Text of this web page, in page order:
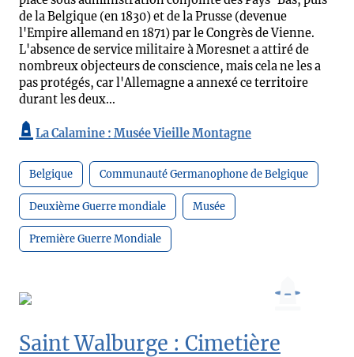
de la Belgique (en 1830) et de la Prusse (devenue
l'Empire allemand en 1871) par le Congrès de Vienne.
L'absence de service militaire à Moresnet a attiré de
nombreux objecteurs de conscience, mais cela ne les a
pas protégés, car l'Allemagne a annexé ce territoire
durant les deux...
La Calamine : Musée Vieille Montagne
Belgique Communauté Germanophone de Belgique
Deuxième Guerre mondiale Musée
Première Guerre Mondiale
Saint Walburge : Cimetière